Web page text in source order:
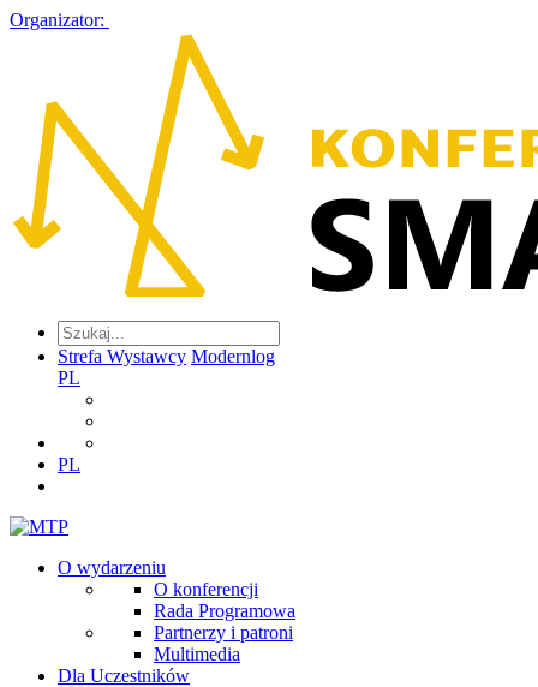
Organizator:
Strefa Wystawcy Modernlog
PL
PL
O wydarzeniu
O konferencji
Rada Programowa
Partnerzy i patroni
Multimedia
Dla Uczestników